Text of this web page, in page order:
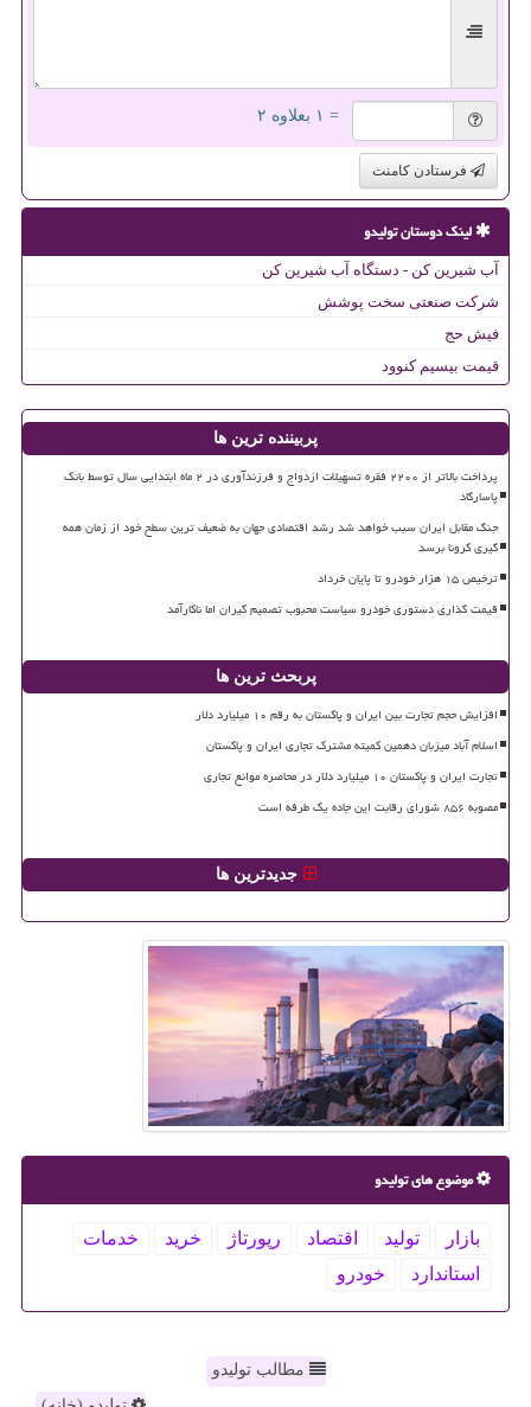
= ۱ بعلاوه ۲
فرستادن کامنت
لینک دوستان تولیدو
آب شیرین کن - دستگاه آب شیرین کن
شرکت صنعتی سخت پوشش
فیش حج
قیمت بیسیم کنوود
پربیننده ترین ها
پرداخت بالاتر از ۲۲۰۰ فقره تسهیلات ازدواج و فرزندآوری در ۲ ماه ابتدایی سال توسط بانک
پاسارگاد
جنگ مقابل ایران سبب خواهد شد رشد اقتصادی جهان به ضعیف ترین سطح خود از زمان همه
گیری کرونا برسد
ترخیص ۱۵ هزار خودرو تا پایان خرداد
قیمت گذاری دستوری خودرو سیاست محبوب تصمیم گیران اما ناکارآمد
پربحث ترین ها
افزایش حجم تجارت بین ایران و پاکستان به رقم ۱۰ میلیارد دلار
اسلام آباد میزبان دهمین کمیته مشترک تجاری ایران و پاکستان
تجارت ایران و پاکستان ۱۰ میلیارد دلار در محاصره موانع تجاری
مصوبه ۸۵۶ شورای رقابت این جاده یک طرفه است
جدیدترین ها
موضوع های تولیدو
بازار تولید اقتصاد رپورتاژ خرید
خدمات
استاندارد
خودرو
مطالب تولیدو